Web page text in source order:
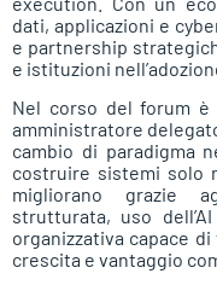
dati, applicazioni e
e partnership
e istituzioni nell’adozione
Nel corso del forum è
amministratore
cambio di paradigma
costruire sistemi solo
migliorano grazie
strutturata, uso
organizzativa capace
crescita e vantaggio